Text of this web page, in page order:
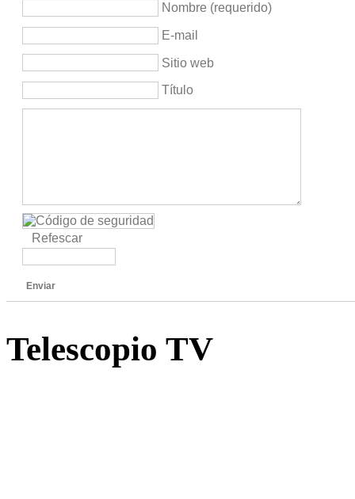
Nombre (requerido)
E-mail
Sitio web
Título
Refescar
Enviar
Telescopio TV